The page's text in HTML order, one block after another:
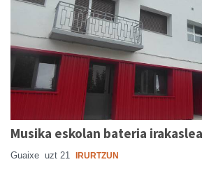
Musika eskolan bateria
Guaixe uzt 21 IRURTZUN